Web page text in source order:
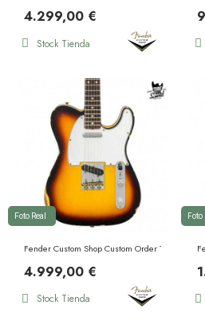
4.299,00 €
Stock Tienda
Fender Custom Shop Custom Order Telecaster
4.999,00 €
Foto Real
Stock Tienda
Foto